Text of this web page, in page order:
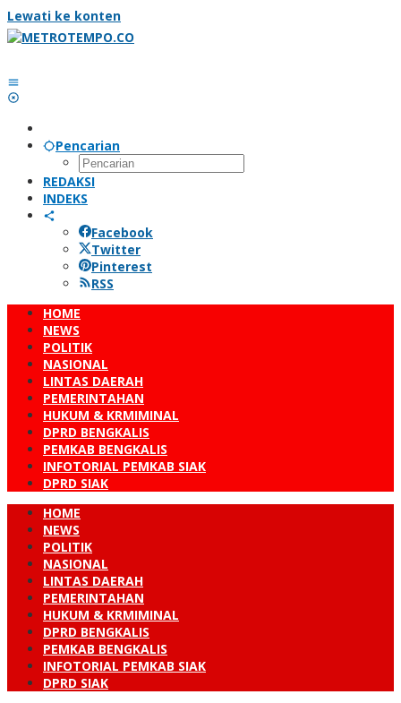
Lewati ke konten
Pencarian
REDAKSI
INDEKS
Facebook
Twitter
Pinterest
RSS
HOME
NEWS
POLITIK
NASIONAL
LINTAS DAERAH
PEMERINTAHAN
HUKUM & KRMIMINAL
DPRD BENGKALIS
PEMKAB BENGKALIS
INFOTORIAL PEMKAB SIAK
DPRD SIAK
HOME
NEWS
POLITIK
NASIONAL
LINTAS DAERAH
PEMERINTAHAN
HUKUM & KRMIMINAL
DPRD BENGKALIS
PEMKAB BENGKALIS
INFOTORIAL PEMKAB SIAK
DPRD SIAK